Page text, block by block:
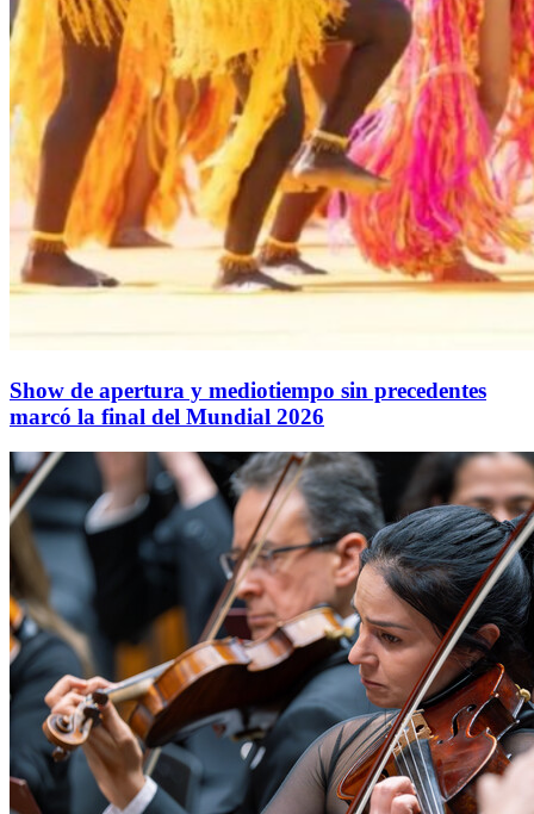
Show de apertura y mediotiempo sin precedentes
marcó la final del Mundial 2026